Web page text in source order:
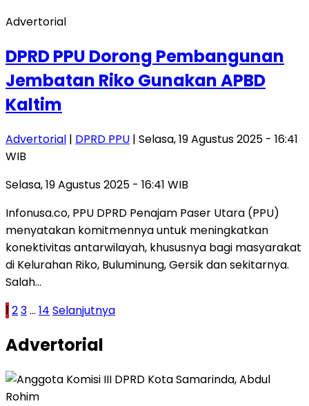
Advertorial
DPRD PPU Dorong Pembangunan
Jembatan Riko Gunakan APBD
Kaltim
Advertorial | DPRD PPU | Selasa, 19 Agustus 2025 - 16:41
WIB
Selasa, 19 Agustus 2025 - 16:41 WIB
Infonusa.co, PPU DPRD Penajam Paser Utara (PPU)
menyatakan komitmennya untuk meningkatkan
konektivitas antarwilayah, khususnya bagi masyarakat
di Kelurahan Riko, Buluminung, Gersik dan sekitarnya.
Salah…
Paginasi
1 23… 14 Selanjutnya
Advertorial